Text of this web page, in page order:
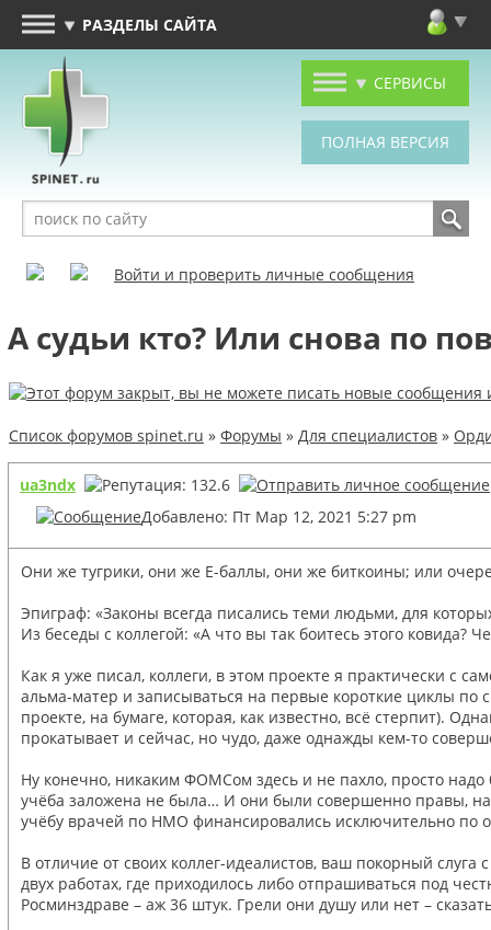
РАЗДЕЛЫ САЙТА
СЕРВИСЫ
Войти и проверить личные сообщения
А судьи кто? Или снова по
Список форумов spinet.ru » Форумы » Для специалистов »
ua3ndx
Добавлено: Пт Мар 12, 2021 5:27 pm
Они же тугрики, они же Е-баллы, они же биткоины; или
Эпиграф: «Законы всегда писались теми людьми, для
Из беседы с коллегой: «А что вы так боитесь этого ковида?
Как я уже писал, коллеги, в этом проекте я практически с
альма-матер и записываться на первые короткие циклы по
проекте, на бумаге, которая, как известно, всё стерпит).
прокатывает и сейчас, но чудо, даже однажды кем-то
Ну конечно, никаким ФОМСом здесь и не пахло, просто надо
учёба заложена не была… И они были совершенно правы,
учёбу врачей по НМО финансировались исключительно по
В отличие от своих коллег-идеалистов, ваш покорный
двух работах, где приходилось либо отпрашиваться под
Росминздраве – аж 36 штук. Грели они душу или нет –